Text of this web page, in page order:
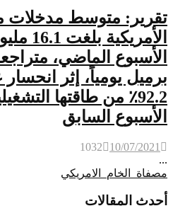
تقرير: متوسط مدخلات
برميل يومياً، إثر
92.2٪ من طاقتها
الأسبوع السابق
10/07/2021
1032
...
مصفاة_الخام_الامريكي
أحدث المقالات